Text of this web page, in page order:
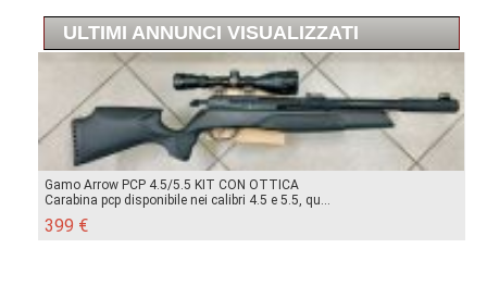
ULTIMI ANNUNCI VISUALIZZATI
Gamo Arrow PCP 4.5/5.5 KIT CON OTTICA
Carabina pcp disponibile nei calibri 4.5 e 5.5, qu...
399 €